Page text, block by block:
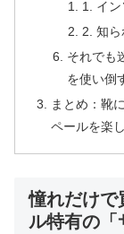
1. イン
2. 知ら
それでも
を使い倒
まとめ：靴
ペールを楽
憧れだけで
ル特有の「